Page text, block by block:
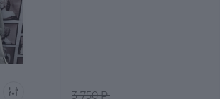
3 750 Р.